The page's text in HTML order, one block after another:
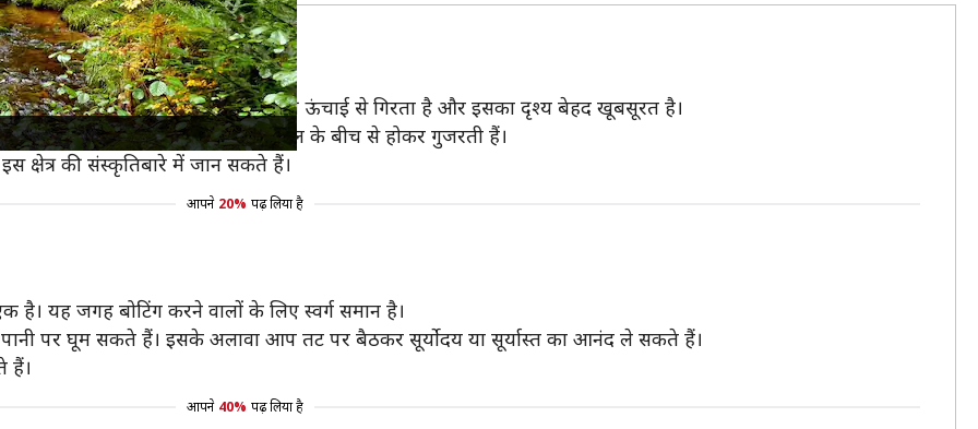
एक हैं। यह झरना लगभग 163 मीटर की ऊंचाई से गिरता है और इसका दृश्य बेहद खूबसूरत है।
कई ट्रेल्स बनी हुई हैं जो आपको जंगल के बीच से होकर गुजरती हैं।
क्षेत्र की संस्कृतिबारे में जान सकते हैं।
आपने 20% पढ़ लिया है
है। यह जगह बोटिंग करने वालों के लिए स्वर्ग समान है।
पर घूम सकते हैं। इसके अलावा आप तट पर बैठकर सूर्योदय या सूर्यास्त का आनंद ले सकते हैं।
हैं।
आपने 40% पढ़ लिया है